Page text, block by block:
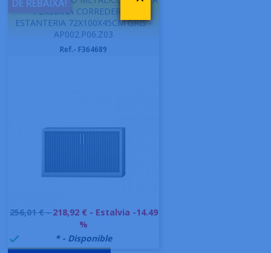
PERSIANA CORREDERA 1
ESTANTERIA 72X100X45CM GRIS -
AP002.P06.Z03
Ref.- F364689
DE REBAIXA!
Preu
256,01 € -218,92 € - Estalvia -14.49
%
 * - Disponible